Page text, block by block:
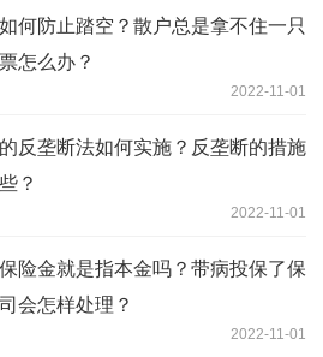
何防止踏空？散户总是拿不住一只
怎么办？
2022-11-01
反垄断法如何实施？反垄断的措施
？
2022-11-01
险金就是指本金吗？带病投保了保
会怎样处理？
2022-11-01